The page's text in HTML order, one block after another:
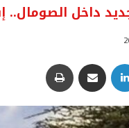
داخل الصومال..
لينكدإن مشاركة عبر البريد